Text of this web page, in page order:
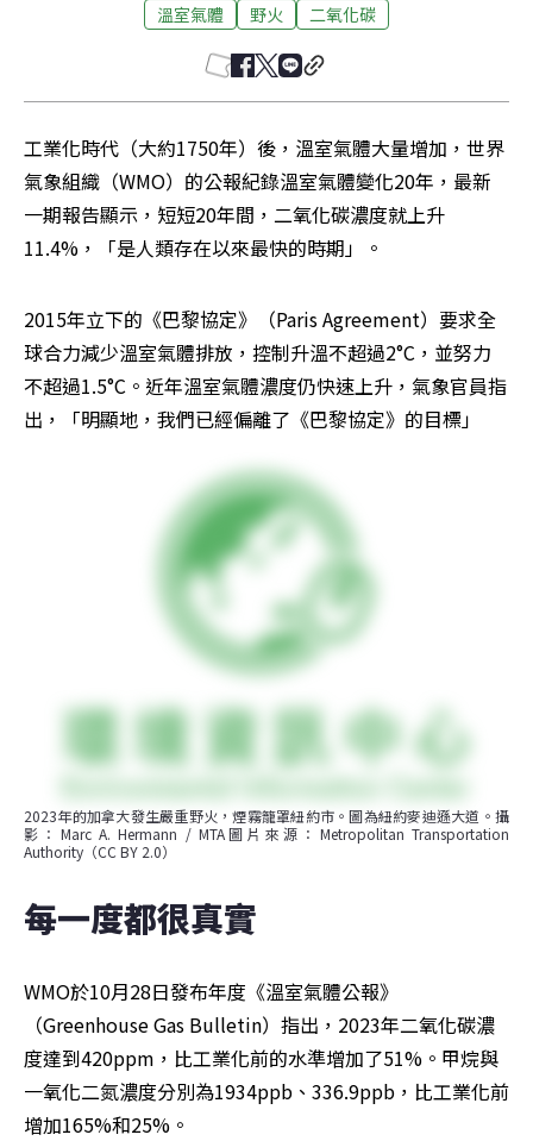
溫室氣體
野火 二氧化碳
工業化時代（大約1750年）後，溫室氣體大量增加，世界
氣象組織（WMO）的公報紀錄溫室氣體變化20年，最新
一期報告顯示，短短20年間，二氧化碳濃度就上升
11.4%，「是人類存在以來最快的時期」。
2015年立下的《巴黎協定》（Paris Agreement）要求全
球合力減少溫室氣體排放，控制升溫不超過2°C，並努力
不超過1.5°C。近年溫室氣體濃度仍快速上升，氣象官員指
出，「明顯地，我們已經偏離了《巴黎協定》的目標」
2023年的加拿大發生嚴重野火，煙霧籠罩紐約市。圖為紐約麥迪遜大道。攝
影：Marc A. Hermann / MTA圖片來源：Metropolitan Transportation
Authority（CC BY 2.0）
每一度都很真實
WMO於10月28日發布年度《溫室氣體公報》
（Greenhouse Gas Bulletin）指出，2023年二氧化碳濃
度達到420ppm，比工業化前的水準增加了51%。甲烷與
一氧化二氮濃度分別為1934ppb、336.9ppb，比工業化前
增加165%和25%。